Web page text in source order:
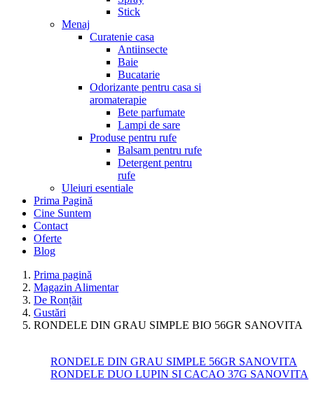
Stick
Menaj
Curatenie casa
Antiinsecte
Baie
Bucatarie
Odorizante pentru casa si
aromaterapie
Bete parfumate
Lampi de sare
Produse pentru rufe
Balsam pentru rufe
Detergent pentru
rufe
Uleiuri esentiale
Prima Pagină
Cine Suntem
Contact
Oferte
Blog
Prima pagină
Magazin Alimentar
De Ronțăit
Gustări
RONDELE DIN GRAU SIMPLE BIO 56GR SANOVITA
RONDELE DIN GRAU SIMPLE 56GR SANOVITA
RONDELE DUO LUPIN SI CACAO 37G SANOVITA